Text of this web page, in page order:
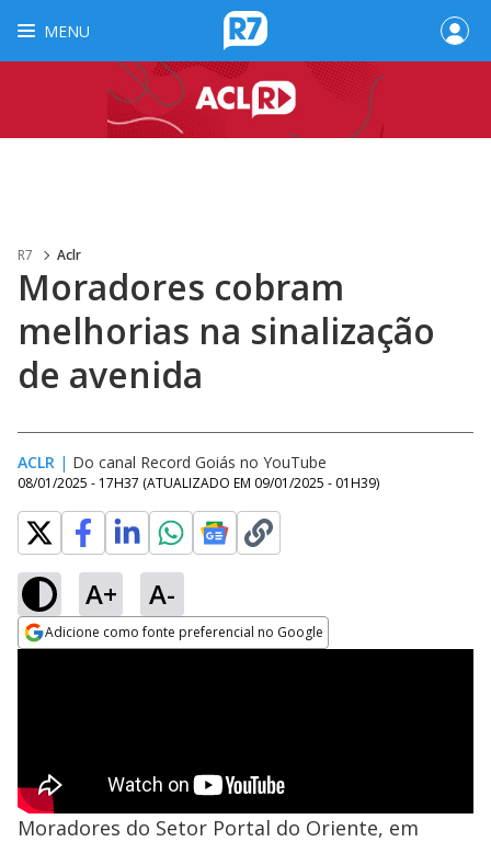
MENU
R7 Aclr
Moradores cobram
melhorias na sinalização
de avenida
ACLR | Do canal Record Goiás no YouTube
08/01/2025 - 17H37 (ATUALIZADO EM 09/01/2025 - 01H39)
A+ A-
Adicione como fonte preferencial no Google
Moradores do Setor Portal do Oriente, em